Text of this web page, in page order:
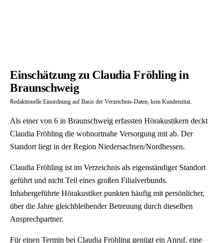
Einschätzung zu Claudia Fröhling in
Braunschweig
Redaktionelle Einordnung auf Basis der Verzeichnis-Daten, kein Kundenzitat.
Als einer von 6 in Braunschweig erfassten Hörakustikern deckt
Claudia Fröhling die wohnortnahe Versorgung mit ab. Der
Standort liegt in der Region Niedersachsen/Nordhessen.
Claudia Fröhling ist im Verzeichnis als eigenständiger Standort
geführt und nicht Teil eines großen Filialverbunds.
Inhabergeführte Hörakustiker punkten häufig mit persönlicher,
über die Jahre gleichbleibender Betreuung durch dieselben
Ansprechpartner.
Für einen Termin bei Claudia Fröhling genügt ein Anruf, eine